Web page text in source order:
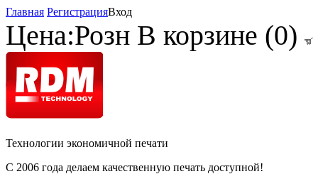
Главная РегистрацияВход
Цена:Розн В корзине (0)
Технологии экономичной печати
С 2006 года делаем качественную печать доступной!